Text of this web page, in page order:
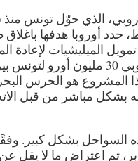
الذي حوّل تونس
أوروبا هدفها
الميليشيات لإعادة
المشروع هو الحرس
بشكل مباشر من قبل
السواحل بشكل كبير. وفقًا